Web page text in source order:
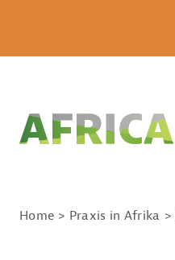
Home Praxis in Afrika